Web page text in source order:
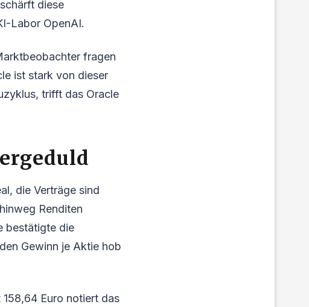
diese
Labor OpenAI.
fragen
ist stark von dieser
trifft das Oracle
die Verträge sind
Renditen
bestätigte die
Gewinn je Aktie hob
Euro notiert das